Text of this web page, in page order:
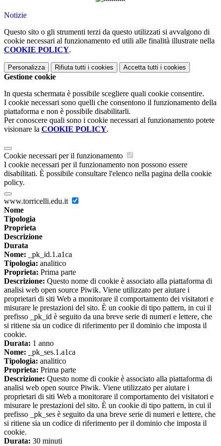
Notizie
Questo sito o gli strumenti terzi da questo utilizzati si avvalgono di
cookie necessari al funzionamento ed utili alle finalità illustrate nella
COOKIE POLICY.
Personalizza Rifiuta tutti i cookies Accetta tutti i cookies
Gestione cookie
In questa schermata è possibile scegliere quali cookie consentire.
I cookie necessari sono quelli che consentono il funzionamento della
piattaforma e non è possibile disabilitarli.
Per conoscere quali sono i cookie necessari al funzionamento potete
visionare la COOKIE POLICY.
Cookie necessari per il funzionamento
I cookie necessari per il funzionamento non possono essere
disabilitati. È possibile consultare l'elenco nella pagina della cookie
policy.
www.torricelli.edu.it
Nome
Tipologia
Proprieta
Descrizione
Durata
Nome: _pk_id.1.a1ca
Tipologia: analitico
Proprieta: Prima parte
Descrizione: Questo nome di cookie è associato alla piattaforma di
analisi web open source Piwik. Viene utilizzato per aiutare i
proprietari di siti Web a monitorare il comportamento dei visitatori e
misurare le prestazioni del sito. È un cookie di tipo pattern, in cui il
prefisso _pk_id è seguito da una breve serie di numeri e lettere, che
si ritiene sia un codice di riferimento per il dominio che imposta il
cookie.
Durata: 1 anno
Nome: _pk_ses.1.a1ca
Tipologia: analitico
Proprieta: Prima parte
Descrizione: Questo nome di cookie è associato alla piattaforma di
analisi web open source Piwik. Viene utilizzato per aiutare i
proprietari di siti Web a monitorare il comportamento dei visitatori e
misurare le prestazioni del sito. È un cookie di tipo pattern, in cui il
prefisso _pk_ses è seguito da una breve serie di numeri e lettere, che
si ritiene sia un codice di riferimento per il dominio che imposta il
cookie.
Durata: 30 minuti